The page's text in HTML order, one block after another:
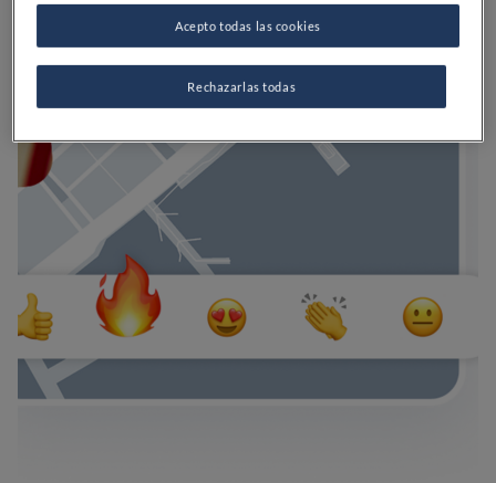
Rechazarlas todas
Acepto todas las cookies